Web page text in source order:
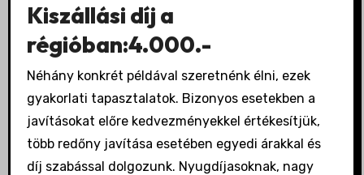
Kiszállási díj a
régióban:4.000.-
Néhány konkrét példával szeretnénk élni, ezek
gyakorlati tapasztalatok. Bizonyos esetekben a
javításokat előre kedvezményekkel értékesítjük,
több redőny javítása esetében egyedi árakkal és
díj szabással dolgozunk. Nyugdíjasoknak, nagy